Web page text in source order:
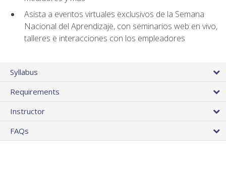
Asista a eventos virtuales exclusivos de la Semana
Nacional del Aprendizaje, con seminarios web en vivo,
talleres e interacciones con los empleadores
Syllabus
Requirements
Instructor
FAQs